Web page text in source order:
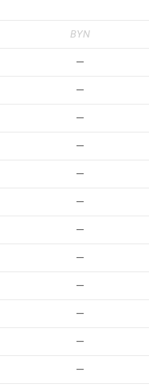
BYN
—
—
—
—
—
—
—
—
—
—
—
—